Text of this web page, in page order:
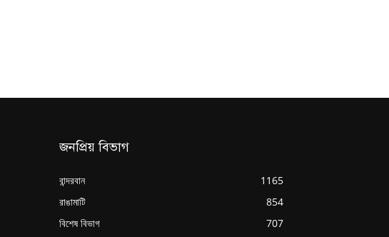
জনপ্রিয় বিভাগ
বান্দরবান
1165
রাঙামাটি
854
বিশেষ বিভাগ
707